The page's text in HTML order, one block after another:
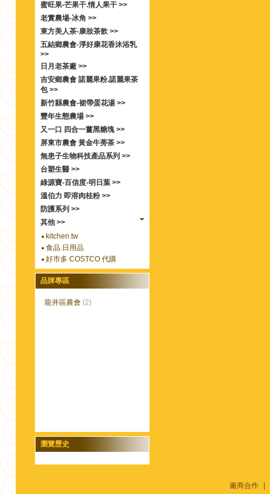
蜜旺果-芒果干.情人果干 >>
老實農場-冰角 >>
東方美人茶-康妝茶飲 >>
五結鄉農會-淨好康花香沐浴乳
>>
日月老茶廠 >>
吉安鄉農會 諾麗果粉.諾麗果茶
包 >>
新竹縣農會-裙帶蛋花湯 >>
豐年生態農場 >>
又一口 四合一薑黑糖塊 >>
屏東市農會 黃金牛蒡茶 >>
無患子生物科技產品系列 >>
台塑生醫 >>
綠源寶-百信度-明日葉 >>
溫伯力 即溶肉桂粉 >>
防護系列 >>
其他 >>
kitchen.tw
食品.日用品
好市多 COSTCO 代購
品牌專區
龍井區農會 (2)
瀏覽歷史
廠商合作